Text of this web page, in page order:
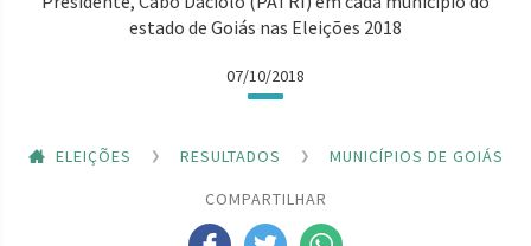
estado de Goiás nas Eleições 2018
07/10/2018
ELEIÇÕES RESULTADOS
MUNICÍPIOS DE GOIÁS
COMPARTILHAR